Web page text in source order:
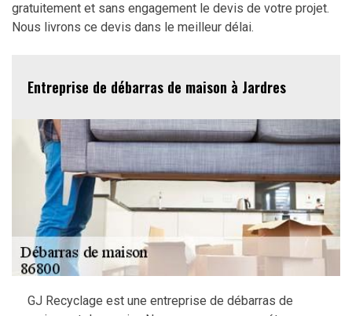
gratuitement et sans engagement le devis de votre projet.
Nous livrons ce devis dans le meilleur délai.
Entreprise de débarras de maison à Jardres
GJ Recyclage est une entreprise de débarras de